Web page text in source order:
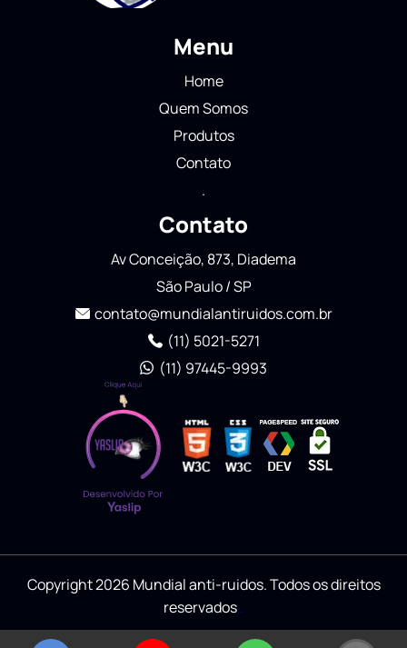
Menu
Home
Quem Somos
Produtos
Contato
.
Contato
Av Conceição, 873, Diadema
São Paulo / SP
contato@mundialantiruidos.com.br
(11) 5021-5271
(11) 97445-9993
Copyright 2026 Mundial anti-ruidos. Todos os direitos
reservados.